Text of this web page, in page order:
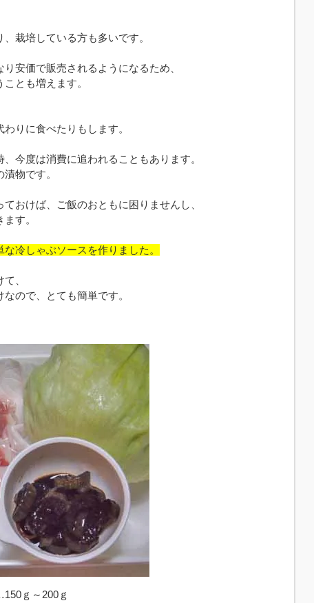
栽培している方も多いです。
安価で販売されるようになるため、
とも増えます。
りに食べたりもします。
今度は消費に追われることもあります。
物です。
おけば、ご飯のおともに困りませんし、
す。
冷しゃぶソースを作りました。
、
ので、とても簡単です。
ｇ～200ｇ